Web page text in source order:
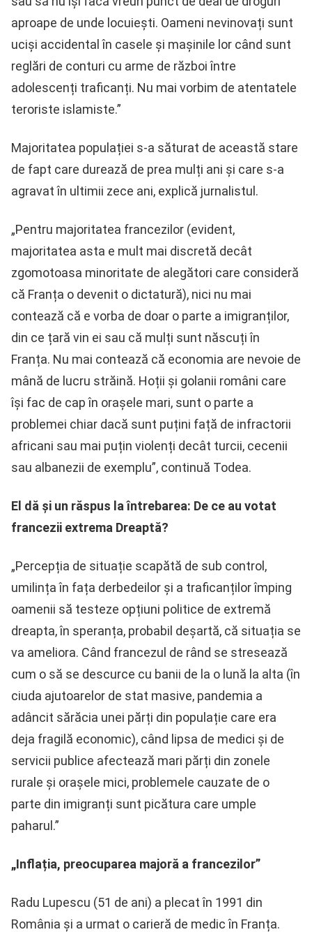
aproape de unde locuiești. Oameni nevinovați sunt
uciși accidental în casele și mașinile lor când sunt
reglări de conturi cu arme de război între
adolescenți traficanți. Nu mai vorbim de atentatele
teroriste islamiste.”
Majoritatea populației s-a săturat de această stare
de fapt care durează de prea mulți ani și care s-a
agravat în ultimii zece ani, explică jurnalistul.
„Pentru majoritatea francezilor (evident,
majoritatea asta e mult mai discretă decât
zgomotoasa minoritate de alegători care consideră
că Franța o devenit o dictatură), nici nu mai
contează că e vorba de doar o parte a imigranților,
din ce țară vin ei sau că mulți sunt născuți în
Franța. Nu mai contează că economia are nevoie de
mână de lucru străină. Hoții și golanii români care
își fac de cap în orașele mari, sunt o parte a
problemei chiar dacă sunt puțini față de infractorii
africani sau mai puțin violenți decât turcii, cecenii
sau albanezii de exemplu”, continuă Todea.
El dă și un răspus la întrebarea: De ce au votat
francezii extrema Dreaptă?
„Percepția de situație scapătă de sub control,
umilința în fața derbedeilor și a traficanților împing
oamenii să testeze opțiuni politice de extremă
dreapta, în speranța, probabil deșartă, că situația se
va ameliora. Când francezul de rând se stresează
cum o să se descurce cu banii de la o lună la alta (în
ciuda ajutoarelor de stat masive, pandemia a
adâncit sărăcia unei părți din populație care era
deja fragilă economic), când lipsa de medici și de
servicii publice afectează mari părți din zonele
rurale și orașele mici, problemele cauzate de o
parte din imigranți sunt picătura care umple
paharul.”
„Inflația, preocuparea majoră a francezilor”
Radu Lupescu (51 de ani) a plecat în 1991 din
România și a urmat o carieră de medic în Franța.